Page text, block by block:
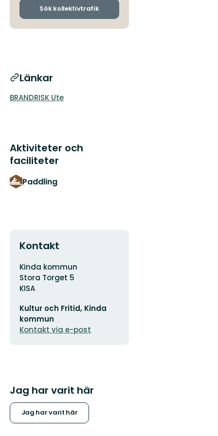
Sök kollektivtrafik
Länkar
BRANDRISK Ute
Aktiviteter och
faciliteter
Paddling
Kontakt
Adress
Kinda kommun
Stora Torget 5
KISA
postadress
Kultur och Fritid, Kinda
kommun
Kontakt via e-post
Jag har varit här
Jag har varit här